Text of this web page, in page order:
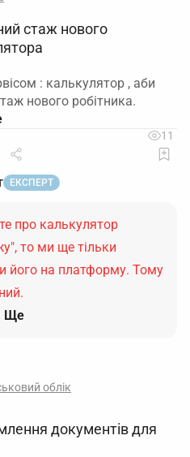
стаж нового
: калькулятор , аби
нового робітника.
11
ЕКСПЕРТ
про калькулятор
то ми ще тільки
його на платформу. Тому
Ще
облік
документів для